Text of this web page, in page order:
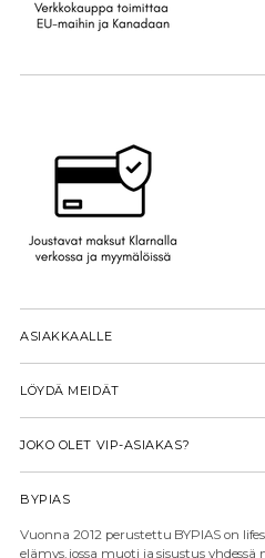
ASIAKKAALLE
LÖYDÄ MEIDÄT
JOKO OLET VIP-ASIAKAS?
BYPIAS
Vuonna 2012 perustettu BYPIAS on
elämys, jossa muoti ja sisustus